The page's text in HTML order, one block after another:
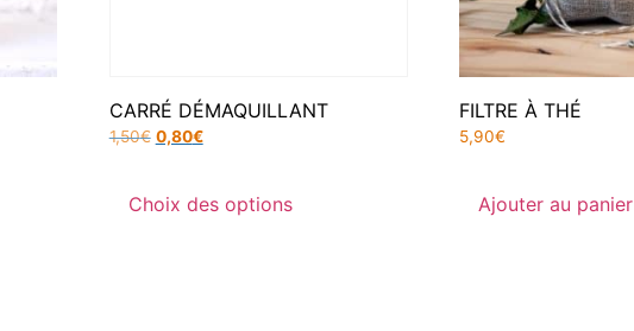
CARRÉ DÉMAQUILLANT
1,50€ 0,80€
Choix des options
FILTRE À THÉ
5,90€
Ajouter au panier